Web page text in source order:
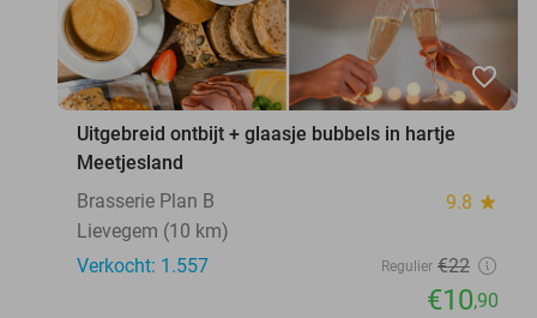
favorite_border
Uitgebreid ontbijt + glaasje bubbels in hartje
Meetjesland
Brasserie Plan B
9.8 star
Lievegem (10 km)
Verkocht: 1.557
Regulier €22
€10,90